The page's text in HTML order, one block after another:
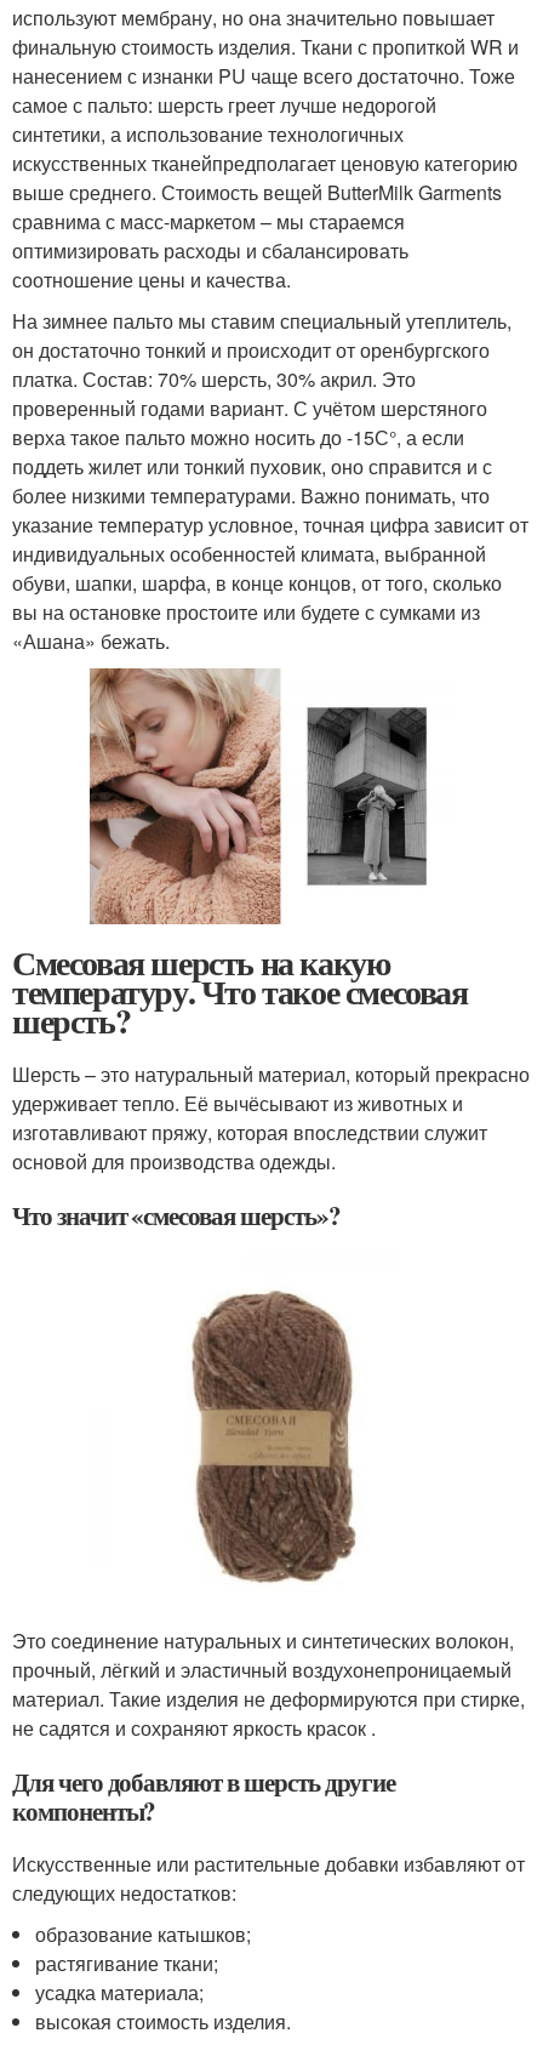
используют мембрану, но она значительно повышает
финальную стоимость изделия. Ткани с пропиткой WR и
нанесением с изнанки PU чаще всего достаточно. Тоже
самое с пальто: шерсть греет лучше недорогой
синтетики, а использование технологичных
искусственных тканейпредполагает ценовую категорию
выше среднего. Стоимость вещей ButterMilk Garments
сравнима с масс-маркетом – мы стараемся
оптимизировать расходы и сбалансировать
соотношение цены и качества.
На зимнее пальто мы ставим специальный утеплитель,
он достаточно тонкий и происходит от оренбургского
платка. Состав: 70% шерсть, 30% акрил. Это
проверенный годами вариант. С учётом шерстяного
верха такое пальто можно носить до -15С°, а если
поддеть жилет или тонкий пуховик, оно справится и с
более низкими температурами. Важно понимать, что
указание температур условное, точная цифра зависит от
индивидуальных особенностей климата, выбранной
обуви, шапки, шарфа, в конце концов, от того, сколько
вы на остановке простоите или будете с сумками из
«Ашана» бежать.
Смесовая шерсть на какую
температуру. Что такое смесовая
шерсть?
Шерсть – это натуральный материал, который прекрасно
удерживает тепло. Её вычёсывают из животных и
изготавливают пряжу, которая впоследствии служит
основой для производства одежды.
Что значит «смесовая шерсть»?
Это соединение натуральных и синтетических волокон,
прочный, лёгкий и эластичный воздухонепроницаемый
материал. Такие изделия не деформируются при стирке,
не садятся и сохраняют яркость красок .
Для чего добавляют в шерсть другие
компоненты?
Искусственные или растительные добавки избавляют от
следующих недостатков:
образование катышков;
растягивание ткани;
усадка материала;
высокая стоимость изделия.